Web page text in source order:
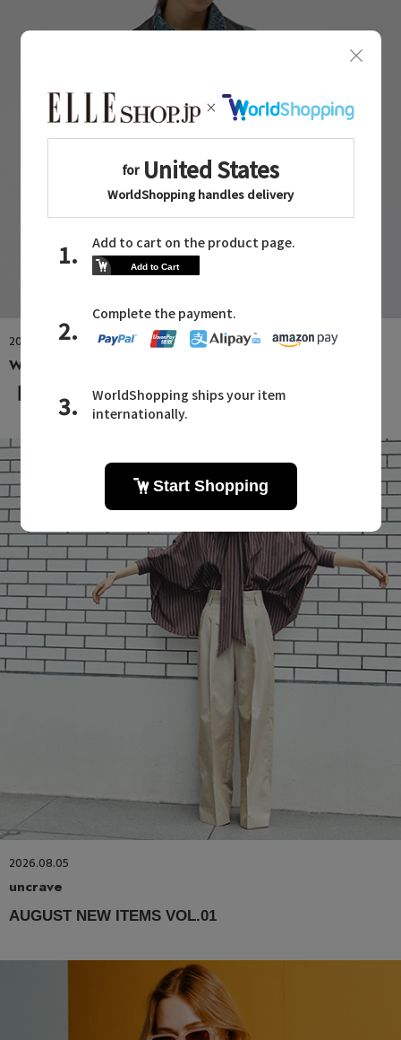
2026.08.05
Whim Gazette
【PRE ORDER】大人の余裕を纏う、カジュアル服
2026.08.05
uncrave
AUGUST NEW ITEMS VOL.01